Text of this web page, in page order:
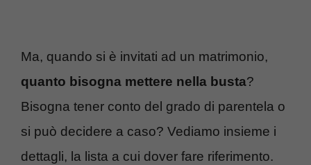
Ma, quando si è invitati ad un matrimonio,
quanto bisogna mettere nella busta?
Bisogna tener conto del grado di parentela o
si può decidere a caso? Vediamo insieme i
dettagli, la lista a cui dover fare riferimento.